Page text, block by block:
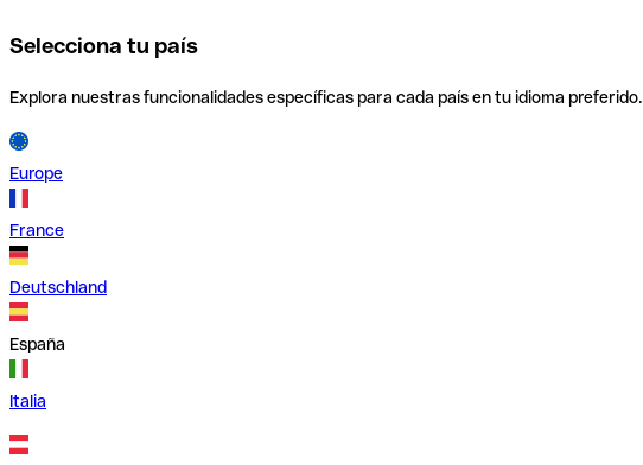
Selecciona tu país
Explora nuestras funcionalidades específicas para cada país en tu idioma preferido.
Europe
France
Deutschland
España
Italia